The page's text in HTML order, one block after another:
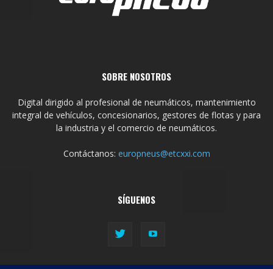
SOBRE NOSOTROS
Digital dirigido al profesional de neumáticos, mantenimiento
integral de vehículos, concesionarios, gestores de flotas y para
la industria y el comercio de neumáticos.
Contáctanos: europneus@etcxxi.com
SÍGUENOS